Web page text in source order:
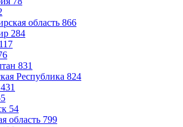
область 866
284
117
831
Республика 824
431
54
область 799